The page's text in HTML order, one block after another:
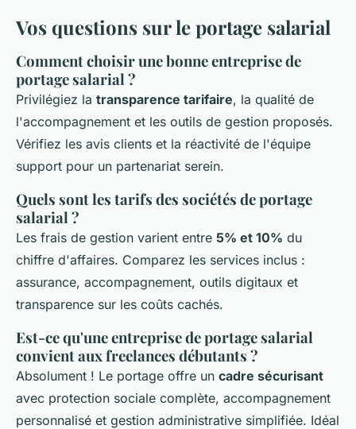
Vos questions sur le portage salarial
Comment choisir une bonne entreprise de
portage salarial ?
Privilégiez la transparence tarifaire, la qualité de
l'accompagnement et les outils de gestion proposés.
Vérifiez les avis clients et la réactivité de l'équipe
support pour un partenariat serein.
Quels sont les tarifs des sociétés de portage
salarial ?
Les frais de gestion varient entre 5% et 10% du
chiffre d'affaires. Comparez les services inclus :
assurance, accompagnement, outils digitaux et
transparence sur les coûts cachés.
Est-ce qu'une entreprise de portage salarial
convient aux freelances débutants ?
Absolument ! Le portage offre un cadre sécurisant
avec protection sociale complète, accompagnement
personnalisé et gestion administrative simplifiée. Idéal